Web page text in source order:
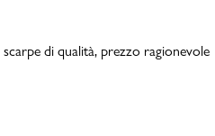
di qualità, prezzo ragionevole